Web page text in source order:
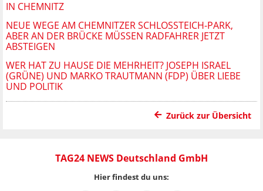
IN CHEMNITZ
NEUE WEGE AM CHEMNITZER SCHLOSSTEICH-PARK, A
BER AN DER BRÜCKE MÜSSEN RADFAHRER JETZT A
BSTEIGEN
WER HAT ZU HAUSE DIE MEHRHEIT? JOSEPH ISRAEL
(GRÜNE) UND MARKO TRAUTMANN (FDP) ÜBER LIEBE
UND POLITIK
Zurück zur Übersicht
TAG24 NEWS Deutschland GmbH
Hier findest du uns: